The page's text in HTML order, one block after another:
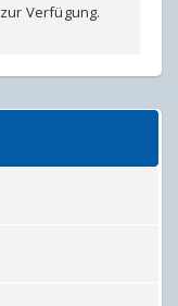
Verfügung.